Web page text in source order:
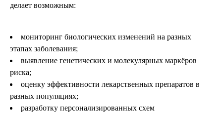
делает возможным:
мониторинг биологических изменений на разных
этапах заболевания;
выявление генетических и молекулярных маркёров
риска;
оценку эффективности лекарственных препаратов в
разных популяциях;
разработку персонализированных схем